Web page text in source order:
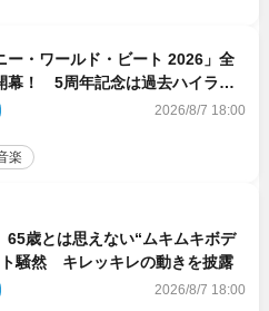
ー・ワールド・ビート 2026」全
幕！ 5周年記念は過去ハイライ
ズ旅を大満喫！【潜入レポート】
2026/8/7 18:00
楽
65歳とは思えない“ムキムキボデ
ト騒然 キレッキレの動きを披露
2026/8/7 18:00